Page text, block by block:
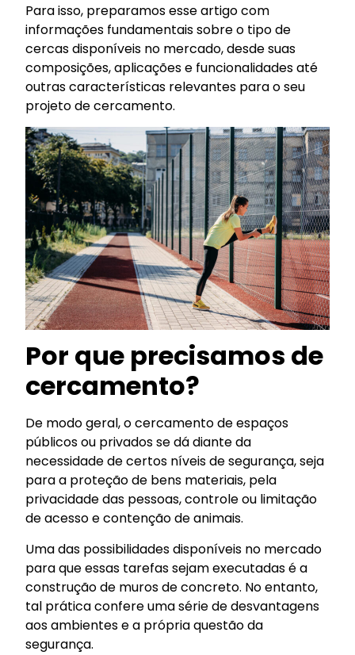
Para isso, preparamos esse artigo com
informações fundamentais sobre o tipo de
cercas disponíveis no mercado, desde suas
composições, aplicações e funcionalidades até
outras características relevantes para o seu
projeto de cercamento.
Por que precisamos de
cercamento?
De modo geral, o cercamento de espaços
públicos ou privados se dá diante da
necessidade de certos níveis de segurança, seja
para a proteção de bens materiais, pela
privacidade das pessoas, controle ou limitação
de acesso e contenção de animais.
Uma das possibilidades disponíveis no mercado
para que essas tarefas sejam executadas é a
construção de muros de concreto. No entanto,
tal prática confere uma série de desvantagens
aos ambientes e a própria questão da
segurança.